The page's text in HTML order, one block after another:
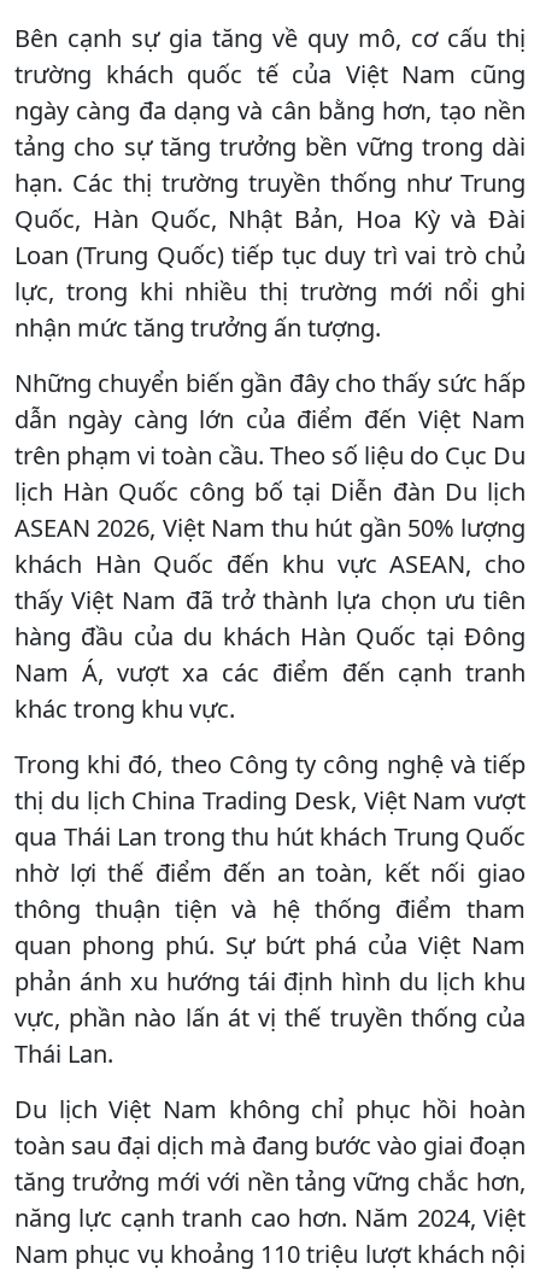
Bên cạnh sự gia tăng về quy mô, cơ cấu thị
trường khách quốc tế của Việt Nam cũng
ngày càng đa dạng và cân bằng hơn, tạo nền
tảng cho sự tăng trưởng bền vững trong dài
hạn. Các thị trường truyền thống như Trung
Quốc, Hàn Quốc, Nhật Bản, Hoa Kỳ và Đài
Loan (Trung Quốc) tiếp tục duy trì vai trò chủ
lực, trong khi nhiều thị trường mới nổi ghi
nhận mức tăng trưởng ấn tượng.
Những chuyển biến gần đây cho thấy sức hấp
dẫn ngày càng lớn của điểm đến Việt Nam
trên phạm vi toàn cầu. Theo số liệu do Cục Du
lịch Hàn Quốc công bố tại Diễn đàn Du lịch
ASEAN 2026, Việt Nam thu hút gần 50% lượng
khách Hàn Quốc đến khu vực ASEAN, cho
thấy Việt Nam đã trở thành lựa chọn ưu tiên
hàng đầu của du khách Hàn Quốc tại Đông
Nam Á, vượt xa các điểm đến cạnh tranh
khác trong khu vực.
Trong khi đó, theo Công ty công nghệ và tiếp
thị du lịch China Trading Desk, Việt Nam vượt
qua Thái Lan trong thu hút khách Trung Quốc
nhờ lợi thế điểm đến an toàn, kết nối giao
thông thuận tiện và hệ thống điểm tham
quan phong phú. Sự bứt phá của Việt Nam
phản ánh xu hướng tái định hình du lịch khu
vực, phần nào lấn át vị thế truyền thống của
Thái Lan.
Du lịch Việt Nam không chỉ phục hồi hoàn
toàn sau đại dịch mà đang bước vào giai đoạn
tăng trưởng mới với nền tảng vững chắc hơn,
năng lực cạnh tranh cao hơn. Năm 2024, Việt
Nam phục vụ khoảng 110 triệu lượt khách nội